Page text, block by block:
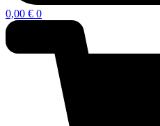
0,00 € 0